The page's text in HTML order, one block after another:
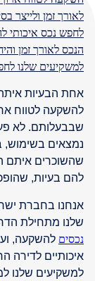
לאורך זמן ולייצר
לחפש נכס איכותי
הנכס לאורך זמן
למשקיעים שלנו
אחת הבעיות
להשקעה לטווח
שבבעלותם. לא
נמצאים בשימוש,
שהשוכרים איתם
להם בעיות,
אנחנו בחברת
שלנו מתחילת
נכסים להשקעה,
איכותיים לדירה
למשקיעים שלנו